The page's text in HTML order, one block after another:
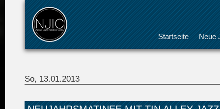
Startseite Neue
So, 13.01.2013